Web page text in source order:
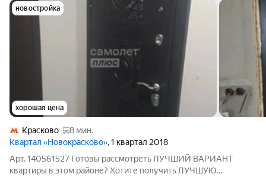
новостройка
хорошая цена
Красково
8 мин.
Квартал «Новокрасково», 1 квартал 2018
Арт. 140561527 Готовы рассмотреть ЛУЧШИЙ ВАРИАНТ
квартиры в этом районе? Хотите получить ЛУЧШУЮ